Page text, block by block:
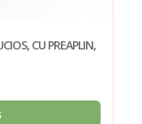
CU PREAPLIN,